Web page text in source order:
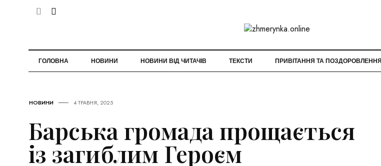
ГОЛОВНА НОВИНИ НОВИНИ ВІД ЧИТАЧІВ ТЕКСТИ ПРИВІТАННЯ ТА ПОЗДОРОВЛЕННЯ
НОВИНИ 4 ТРАВНЯ, 2025
Барська громада прощається
із загиблим Героєм